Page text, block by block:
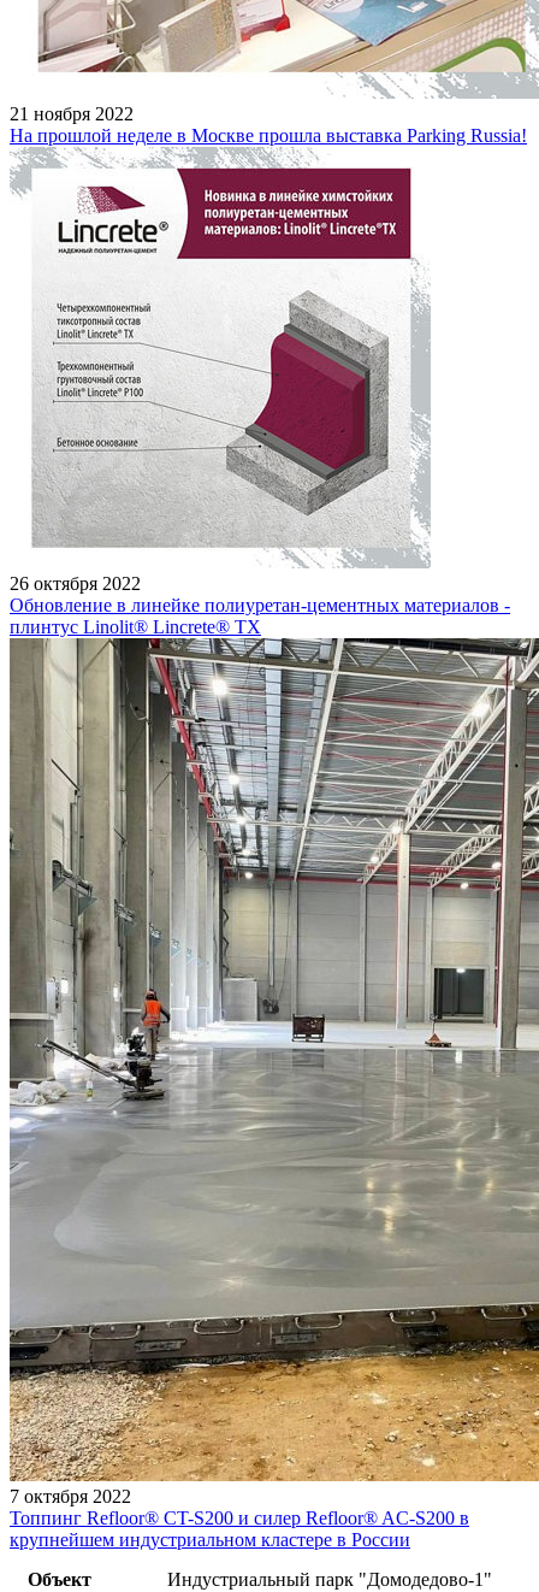
21 ноября 2022
На прошлой неделе в Москве прошла выставка Parking Russia!
26 октября 2022
Обновление в линейке полиуретан-цементных материалов -
плинтус Linolit® Lincrete® ТХ
7 октября 2022
Топпинг Refloor®️ CT-S200 и силер Refloor®️ AC-S200 в
крупнейшем индустриальном кластере в России
Объект
Индустриальный парк "Домодедово-1"